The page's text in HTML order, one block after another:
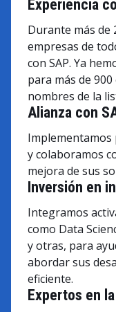
Experiencia
Durante más de
empresas de
con SAP. Ya
para más de
nombres de la
Expertos en
Alianza con
Implementamos
y colaboramos
mejora de sus
Inversión en
Integramos
como Data
y otras, para
abordar sus
eficiente.